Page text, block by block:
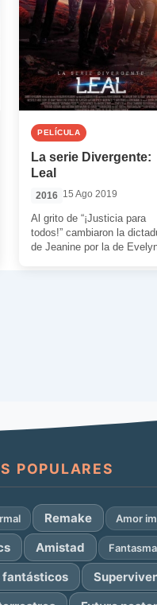
PELÍCULA
La serie Divergente:
Leal
2016 15 Ago 2019
Al grito de “¡Justicia para
todos!” cambiaron la
de Jeanine por la de
POPULARES
Remake Amor
Amistad
fantásticos